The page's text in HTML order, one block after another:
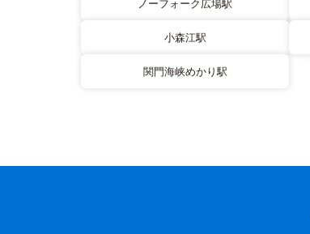
ノーフォーク広場駅
小森江駅
関門海峡めかり駅